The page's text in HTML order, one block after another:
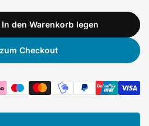
In den Warenkorb legen
Checkout